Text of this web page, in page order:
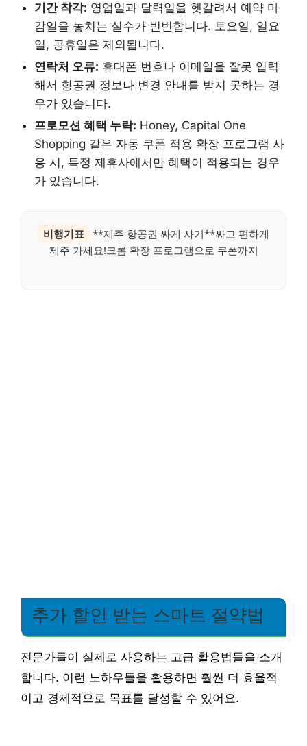
기간 착각: 영업일과 달력일을 헷갈려서 예약 마
감일을 놓치는 실수가 빈번합니다. 토요일, 일요
일, 공휴일은 제외됩니다.
연락처 오류: 휴대폰 번호나 이메일을 잘못 입력
해서 항공권 정보나 변경 안내를 받지 못하는 경
우가 있습니다.
프로모션 혜택 누락: Honey, Capital One
Shopping 같은 자동 쿠폰 적용 확장 프로그램 사
용 시, 특정 제휴사에서만 혜택이 적용되는 경우
가 있습니다.
비행기표 **제주 항공권 싸게 사기**싸고 편하게
제주 가세요!크롬 확장 프로그램으로 쿠폰까지
추가 할인 받는 스마트 절약법
전문가들이 실제로 사용하는 고급 활용법들을 소개
합니다. 이런 노하우들을 활용하면 훨씬 더 효율적
이고 경제적으로 목표를 달성할 수 있어요.